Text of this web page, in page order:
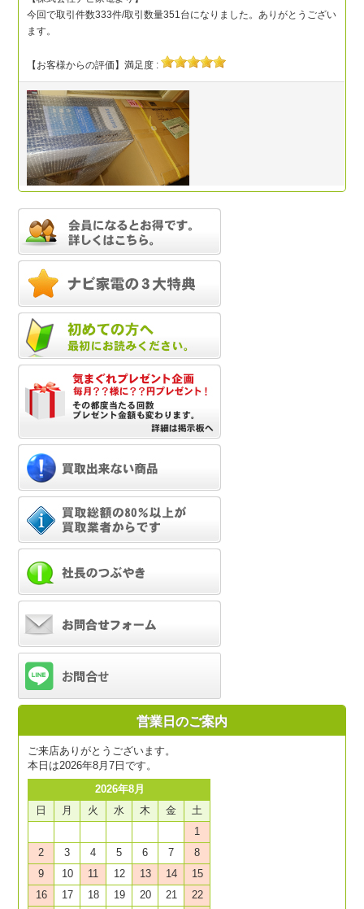
営業日のご案内
ご来店ありがとうございます。
本日は2026年8月7日です。
2026年8月
日
月 火 水 木 金
土
1
2
3 4 5 6 7
8
9
10 11 12 13 14
15
16
17 18 19 20 21
22